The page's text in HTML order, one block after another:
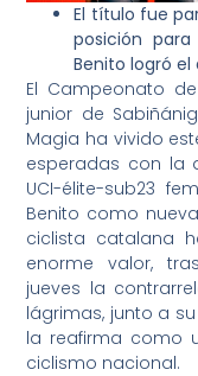
El título fue
posición para
Benito logró
El Campeonato
junior de
Magia ha vivido
esperadas con la
UCI-élite-sub23
Benito como
ciclista catalana
enorme valor,
jueves la
lágrimas, junto a
la reafirma como
ciclismo nacional.